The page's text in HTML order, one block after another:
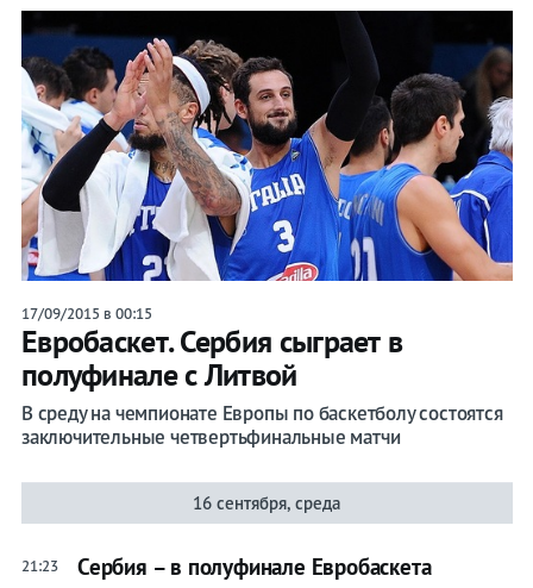
17/09/2015 в 00:15
Евробаскет. Сербия сыграет в
полуфинале с Литвой
В среду на чемпионате Европы по баскетболу состоятся
заключительные четвертьфинальные матчи
16 сентября, среда
21:23 Сербия – в полуфинале Евробаскета